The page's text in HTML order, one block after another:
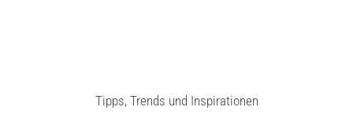
Tipps, Trends und Inspirationen